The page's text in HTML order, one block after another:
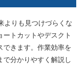
よりも見つけづらくな
ートカットやデスクト
できます。作業効率を
で分かりやすく解説し